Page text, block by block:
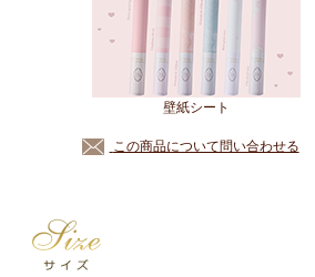
壁紙シート
この商品について問い合わせる